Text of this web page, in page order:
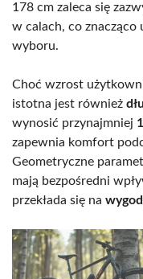
178 cm zaleca się
w calach, co znacząco
wyboru.
Choć wzrost
istotna jest również
wynosić przynajmniej
zapewnia komfort
Geometryczne
mają bezpośredni
przekłada się na